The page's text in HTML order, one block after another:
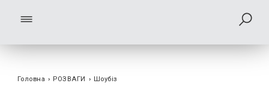
Головна › РОЗВАГИ › Шоубiз